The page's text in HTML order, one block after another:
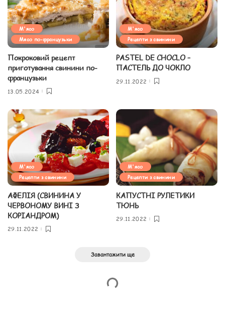
М'ясо
Мясо по-французьки
Покроковий рецепт
приготування свинини по-
французьки
13.05.2024
М'ясо
Рецепти з свинини
PASTEL DE CHOCLO –
ПАСТЕЛЬ ДО ЧОКЛО
29.11.2022
М'ясо
Рецепти з свинини
АФЕЛІЯ (СВИНИНА У
ЧЕРВОНОМУ ВИНІ З
КОРІАНДРОМ)
29.11.2022
М'ясо
Рецепти з свинини
КАПУСТНІ РУЛЕТИКИ
ТЮНЬ
29.11.2022
Завантажити ще